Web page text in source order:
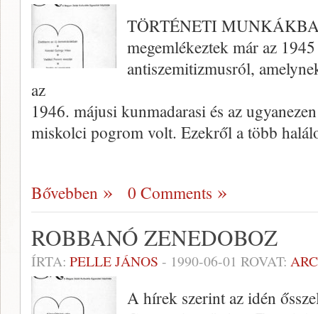
TÖRTÉNETI
megemlékeztek már az
antiszemitizmusról,
az
1946. májusi kunmadarasi és az
miskolci pogrom volt. Ezekről a több
Bővebben 0 Comments
ROBBANÓ ZENEDOBOZ
ÍRTA: PELLE JÁNOS - 1990-06-01 ROVAT:
A hírek szerint az idén